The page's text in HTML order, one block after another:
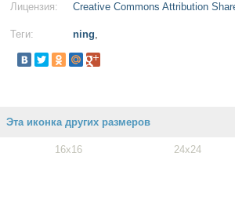
Лицензия: Creative Commons Attribution
Теги: ning,
Эта иконка других размеров
16x16 24x24